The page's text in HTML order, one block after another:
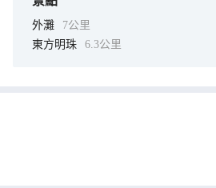
外灘
7公里
東方明珠
6.3公里